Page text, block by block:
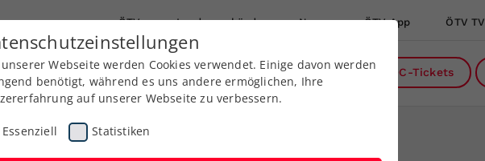
ÖTV Landesverbände News ÖTV App ÖTV TV
Ausbildung Services Über uns DC-Tickets
Webseite werden Cookies verwendet. Einige davon werden
benötigt, während es uns andere ermöglichen, Ihre
auf unserer Webseite zu verbessern.
Essenziell Statistiken